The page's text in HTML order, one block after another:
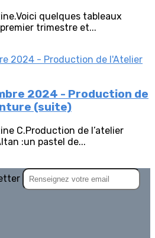
quelques tableaux
trimestre et...
2024 - Production de
(suite)
C.Production de l’atelier
:un pastel de...